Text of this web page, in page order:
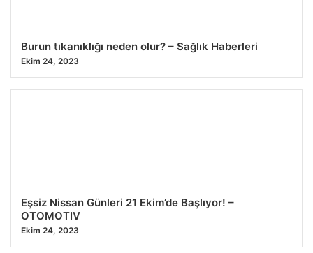
Burun tıkanıklığı neden olur? – Sağlık Haberleri
Ekim 24, 2023
Eşsiz Nissan Günleri 21 Ekim’de Başlıyor! –
OTOMOTIV
Ekim 24, 2023